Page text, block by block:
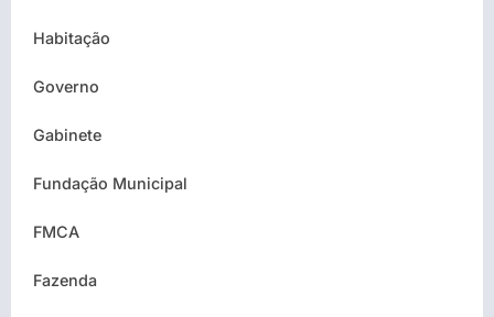
Habitação
Governo
Gabinete
Fundação Municipal
FMCA
Fazenda